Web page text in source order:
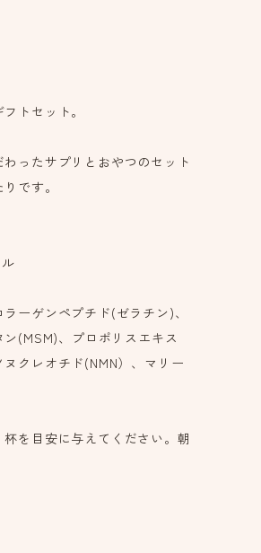
トセット。
ったサプリとおやつのセット
です。
ーゲンペプチド(ゼラチン)、
(MSM)、プロポリスエキス
クレオチド(NMN）、マリー
を目安に与えてください。朝